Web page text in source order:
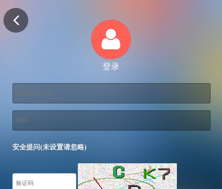
登录
安全提问(未设置请忽略)